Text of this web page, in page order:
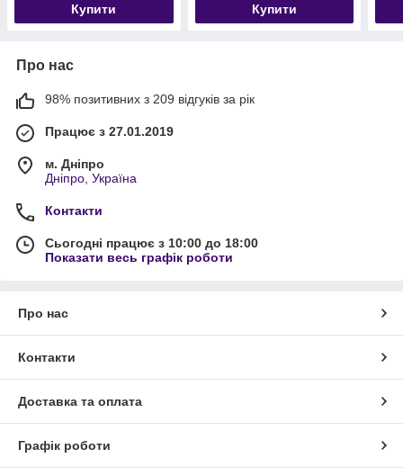
Купити Купити
Про нас
98% позитивних з 209 відгуків за рік
Працює з 27.01.2019
м. Дніпро
Дніпро, Україна
Контакти
Сьогодні працює з 10:00 до 18:00
Показати весь графік роботи
Про нас
Контакти
Доставка та оплата
Графік роботи